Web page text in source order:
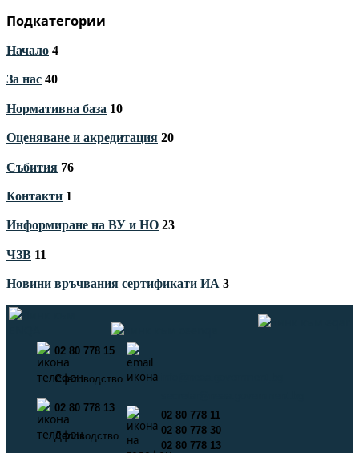
Подкатегории
Начало 4
За нас 40
Нормативна база 10
Оценяване и акредитация 20
Събития 76
Контакти 1
Информиране на ВУ и НО 23
ЧЗВ 11
Новини връчвания сертификати ИА 3
02 80 778 15
Счетоводство
02 80 778 13
Деловодство
02 80 778 11
02 80 778 30
02 80 778 13